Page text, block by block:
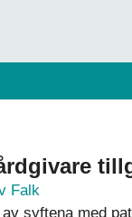
Falk
syftena med